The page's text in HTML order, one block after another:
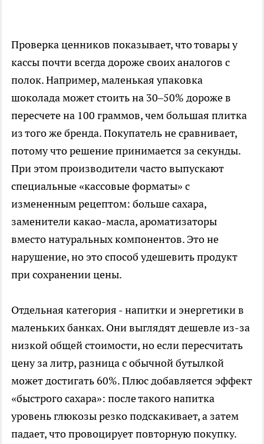
Проверка ценников показывает, что товары у
кассы почти всегда дороже своих аналогов с
полок. Например, маленькая упаковка
шоколада может стоить на 30–50% дороже в
пересчете на 100 граммов, чем большая плитка
из того же бренда. Покупатель не сравнивает,
потому что решение принимается за секунды.
При этом производители часто выпускают
специальные «кассовые форматы» с
измененным рецептом: больше сахара,
заменители какао-масла, ароматизаторы
вместо натуральных компонентов. Это не
нарушение, но это способ удешевить продукт
при сохранении цены.
Отдельная категория - напитки и энергетики в
маленьких банках. Они выглядят дешевле из-за
низкой общей стоимости, но если пересчитать
цену за литр, разница с обычной бутылкой
может достигать 60%. Плюс добавляется эффект
«быстрого сахара»: после такого напитка
уровень глюкозы резко подскакивает, а затем
падает, что провоцирует повторную покупку.